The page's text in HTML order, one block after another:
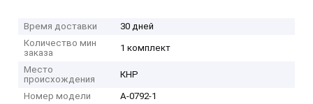
Время доставки
30 дней
Количество мин
заказа
1 комплект
Место
происхождения
КНР
Номер модели
A-0792-1